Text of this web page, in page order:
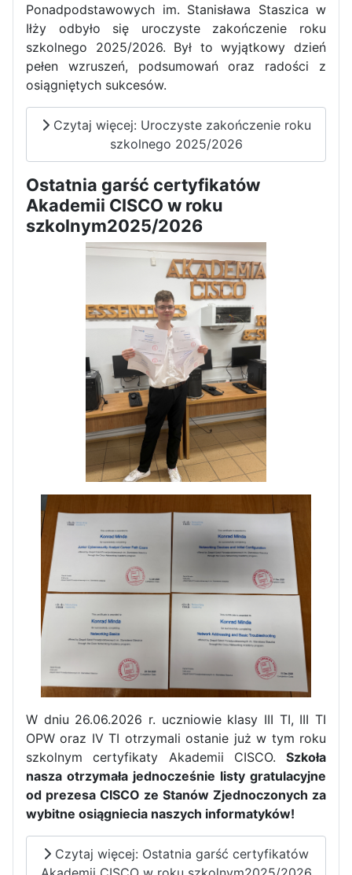
Ponadpodstawowych im. Stanisława Staszica w
Iłży odbyło się uroczyste zakończenie roku
szkolnego 2025/2026. Był to wyjątkowy dzień
pełen wzruszeń, podsumowań oraz radości z
osiągniętych sukcesów.
Czytaj więcej: Uroczyste zakończenie roku
szkolnego 2025/2026
Ostatnia garść certyfikatów
Akademii CISCO w roku
szkolnym2025/2026
W dniu 26.06.2026 r. uczniowie klasy III TI, III TI
OPW oraz IV TI otrzymali ostanie już w tym roku
szkolnym certyfikaty Akademii CISCO. Szkoła
nasza otrzymała jednocześnie listy gratulacyjne
od prezesa CISCO ze Stanów Zjednoczonych za
wybitne osiągniecia naszych informatyków!
Czytaj więcej: Ostatnia garść certyfikatów